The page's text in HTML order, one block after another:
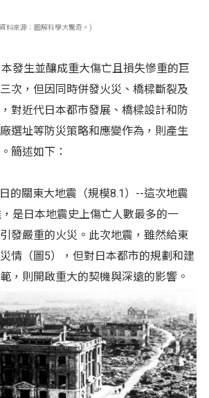
料來源：圖解科學大驚奇。)
發生並釀成重大傷亡且損失慘重的巨
次，但因同時併發火災、橋樑斷裂及
對近代日本都市發展、橋樑設計和防
選址等防災策略和應變作為，則產生
簡述如下：
的關東大地震（規模8.1）--這次地震
是日本地震史上傷亡人數最多的一
發嚴重的火災。此次地震，雖然給東
情（圖5），但對日本都市的規劃和建
，則開啟重大的契機與深遠的影響。